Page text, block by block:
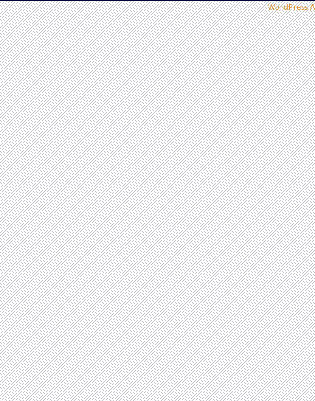
WordPress